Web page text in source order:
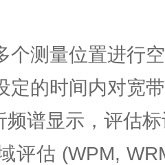
个测量位置进行
定的时间内对宽
谱显示，评估
评估 (WPM,